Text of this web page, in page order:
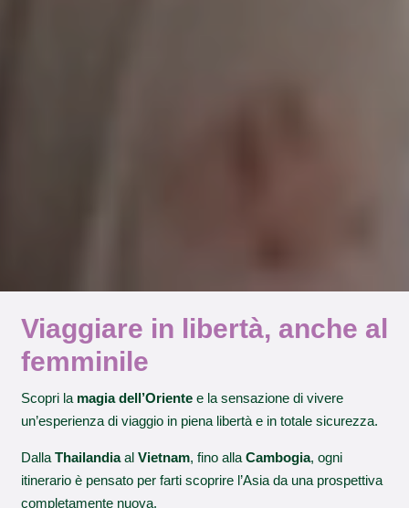
Viaggiare in libertà, anche al
femminile
Scopri la magia dell’Orientee la sensazione di vivere
un’esperienza di viaggio in piena libertà e in totale sicurezza.
Dalla ThailandiaalVietnam, fino alla Cambogia, ogni
itinerario è pensato per farti scoprire l’Asia da una prospettiva
completamente nuova.